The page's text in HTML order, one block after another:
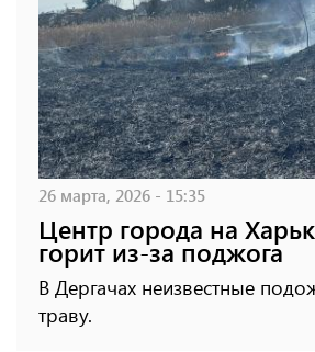
26 марта, 2026 - 15:35
Центр города на
горит из-за поджога
В Дергачах неизвестные
траву.